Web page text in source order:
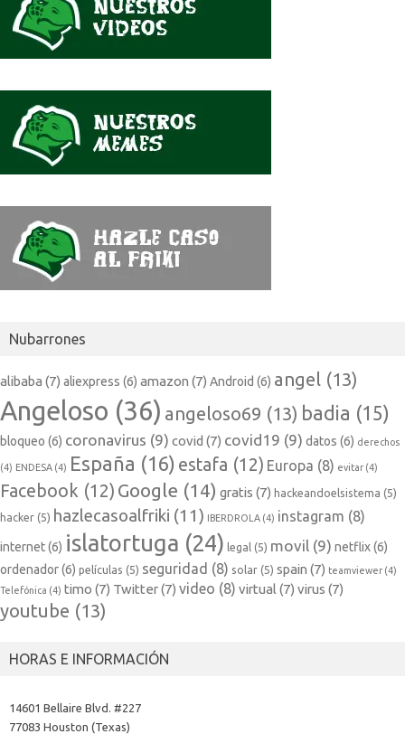
Nubarrones
alibaba (7) aliexpress (6) amazon (7) Android (6) angel (13)
Angeloso (36) angeloso69 (13) badia (15)
bloqueo (6) coronavirus (9) covid (7) covid19 (9) datos (6) derechos
(4) ENDESA (4) España (16) estafa (12) Europa (8) evitar (4)
Facebook (12) Google (14) gratis (7) hackeandoelsistema (5)
hacker (5) hazlecasoalfriki (11) IBERDROLA (4) instagram (8)
internet(6) islatortuga (24) legal (5) movil (9) netflix(6)
ordenador(6) películas (5) seguridad (8) solar (5) spain (7) teamviewer (4)
Telefónica (4) timo (7) Twitter(7) video (8) virtual (7) virus (7)
youtube (13)
HORAS E INFORMACIÓN
14601 Bellaire Blvd. #227
77083 Houston (Texas)